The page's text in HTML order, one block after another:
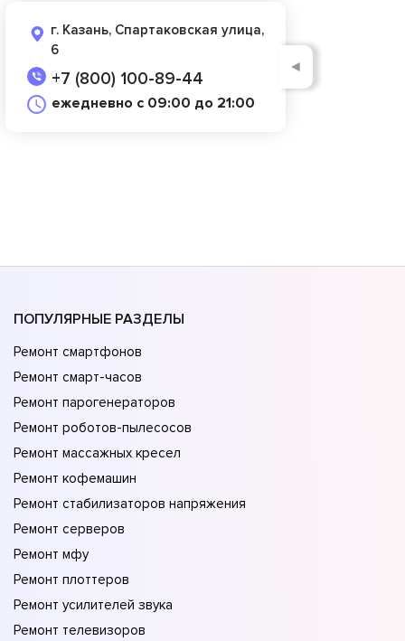
г. Казань, Спартаковская улица,
6
+7 (800) 100-89-44
ежедневно с 09:00 до 21:00
◄
ПОПУЛЯРНЫЕ РАЗДЕЛЫ
Ремонт смартфонов
Ремонт смарт-часов
Ремонт парогенераторов
Ремонт роботов-пылесосов
Ремонт массажных кресел
Ремонт кофемашин
Ремонт стабилизаторов напряжения
Ремонт серверов
Ремонт мфу
Ремонт плоттеров
Ремонт усилителей звука
Ремонт телевизоров